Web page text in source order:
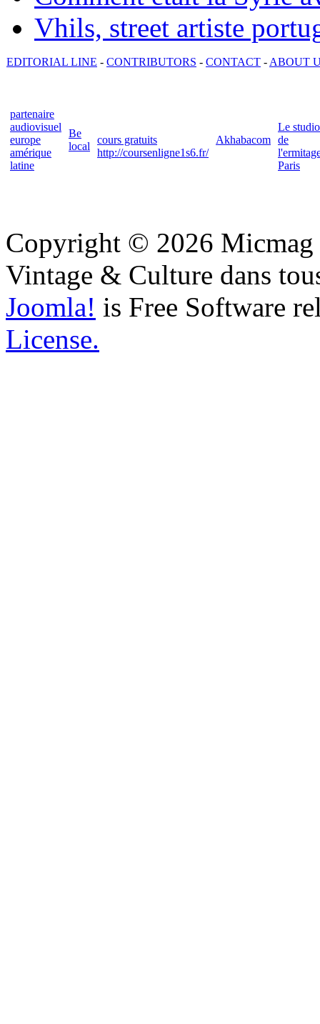
Vhils, street artiste
EDITORIAL LINE - CONTRIBUTORS - CONTACT - ABOUT
partenaire
audiovisuel
europe
amérique
latine
Be
local
cours gratuits
http://coursenligne1s6.fr/
Akhabacom
Le studio
de
Paris
Copyright © 2026 Micmag
Vintage & Culture dans
Joomla! is Free Software
License.